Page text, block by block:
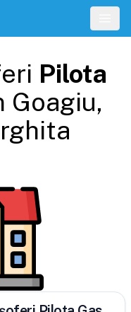
Pilota
Goagiu,